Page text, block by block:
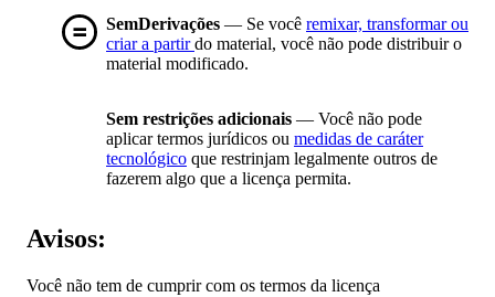
SemDerivações — Se você remixar, transformar ou
criar a partirdo material, você não pode distribuir o
material modificado.
Sem restrições adicionais — Você não pode
aplicar termos jurídicos ou medidas de caráter
tecnológico que restrinjam legalmente outros de
fazerem algo que a licença permita.
Avisos:
Você não tem de cumprir com os termos da licença